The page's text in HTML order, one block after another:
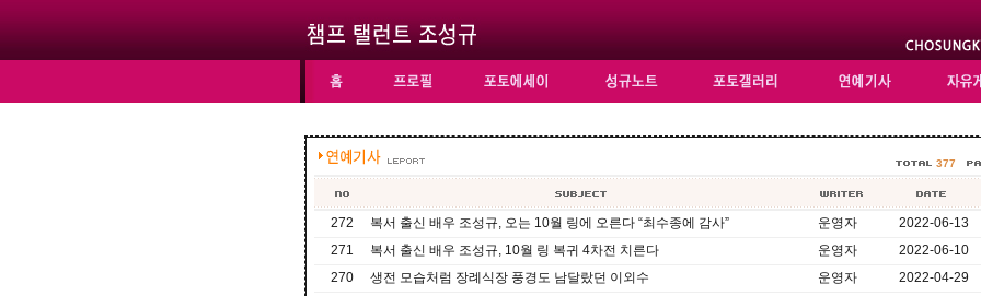
377
272 복서 출신 배우 조성규, 오는 10월 링에 오른다 “최수종에 감사” 운영자 2022-06-13
271
복서 출신 배우 조성규, 10월 링 복귀 4차전 치른다 운영자 2022-06-10
270
생전 모습처럼 장례식장 풍경도 남달랐던 이외수 운영자 2022-04-29